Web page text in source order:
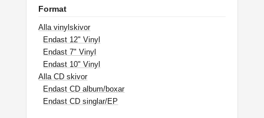
Format
Alla vinylskivor
Endast 12" Vinyl
Endast 7" Vinyl
Endast 10" Vinyl
Alla CD skivor
Endast CD album/boxar
Endast CD singlar/EP